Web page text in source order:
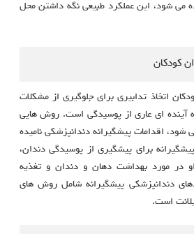
می شود، این عملکرد طبیعی نگه داشتن محل
کودکان
اتخاذ تدابیری برای جلوگیری از مشکلات
آینده ای عاری از پوسیدگی است. روش هایی
شود، اقدامات پیشگیرانه دندانپزشکی نامیده
برای پیشگیری از پوسیدگی دندان،
در مورد بهداشت دهان و دندان و تغذیه
دندانپزشکی پیشگیرانه شامل روش های
است.